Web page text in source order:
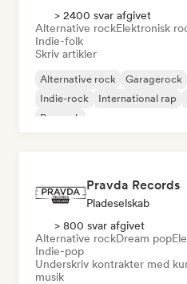
> 2400 svar afgivet
Alternative rockElektronisk
Indie-folk
Skriv artikler
Alternative rock Garagerock
Indie-rock
International rap
Poprock
Pravda Records
Pladeselskab
> 800 svar afgivet
Alternative rockDream pop
Indie-pop
Underskriv kontrakter med
musik